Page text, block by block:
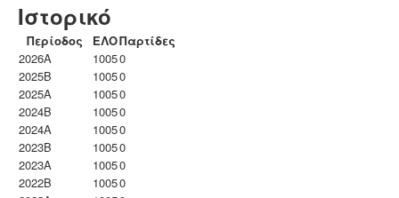
Ιστορικό
Περίοδος ΕΛΟΠαρτίδες
2026A
10050
2025B
10050
2025A
10050
2024B
10050
2024A
10050
2023B
10050
2023Α
10050
2022B
10050